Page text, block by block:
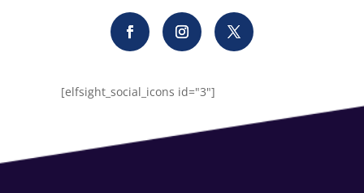
[elfsight_social_icons id="3"]